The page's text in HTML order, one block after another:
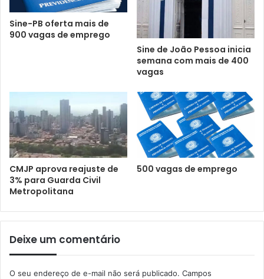
Sine-PB oferta mais de
900 vagas de emprego
Sine de João Pessoa inicia
semana com mais de 400
vagas
CMJP aprova reajuste de
3% para Guarda Civil
Metropolitana
500 vagas de emprego
Deixe um comentário
O seu endereço de e-mail não será publicado. Campos